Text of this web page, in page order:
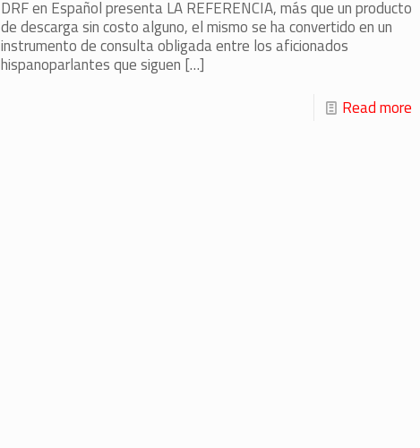
DRF en Español presenta LA REFERENCIA, más que un producto
de descarga sin costo alguno, el mismo se ha convertido en un
instrumento de consulta obligada entre los aficionados
hispanoparlantes que siguen […]
Read more